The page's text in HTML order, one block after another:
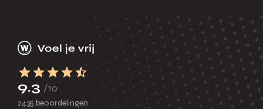
9.3 /10
2435 beoordelingen